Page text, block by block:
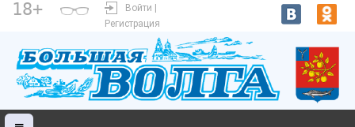
18+
Войти |
Регистрация